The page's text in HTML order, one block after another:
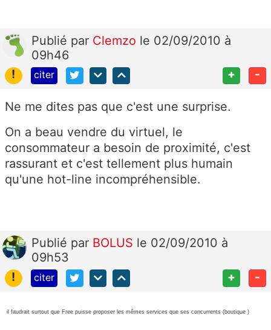
Publié par Clemzo le 02/09/2010 à
09h46
!
citer + -
Ne me dites pas que c'est une surprise.
On a beau vendre du virtuel, le
consommateur a besoin de proximité, c'est
rassurant et c'est tellement plus humain
qu'une hot-line incompréhensible.
Publié par BOLUS le 02/09/2010 à
09h53
!
citer + -
il faudrait surtout que Free puisse proposer les mêmes services que ses concurrents (boutique )